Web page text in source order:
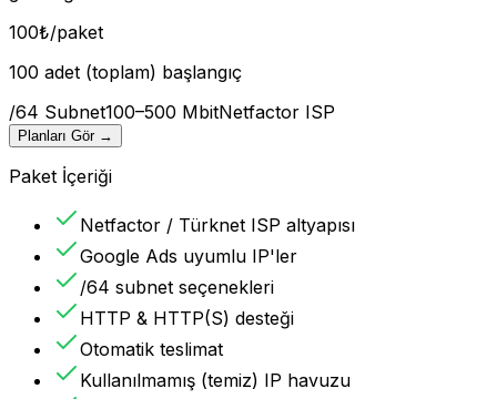
100₺/paket
100 adet (toplam) başlangıç
/64 Subnet100–500 MbitNetfactor ISP
Planları Gör →
Paket İçeriği
Netfactor / Türknet ISP altyapısı
Google Ads uyumlu IP'ler
/64 subnet seçenekleri
HTTP & HTTP(S) desteği
Otomatik teslimat
Kullanılmamış (temiz) IP havuzu